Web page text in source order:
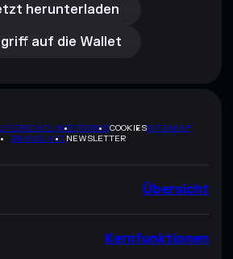
herunterladen
auf die Wallet
auf die Wallet
TERMSCOOKIESSITEMAP
BRAND-KITNEWSLETTER
Übersicht
Kernfunktionen